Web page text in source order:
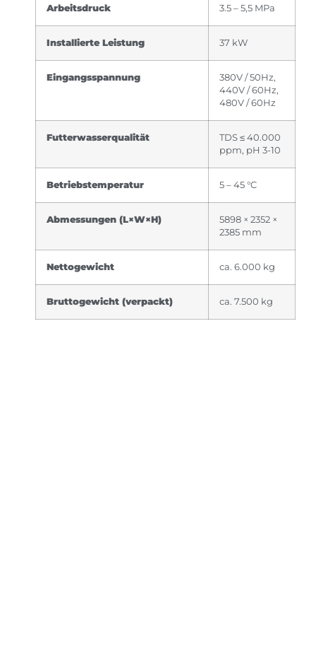
Arbeitsdruck 3.5 – 5,5 MPa
Installierte Leistung 37 kW
Eingangsspannung
380V / 50Hz,
440V / 60Hz,
480V / 60Hz
Futterwasserqualität
TDS ≤ 40.000
ppm, pH 3-10
Betriebstemperatur 5 – 45 °C
Abmessungen (L×W×H)
5898 × 2352 ×
2385 mm
Nettogewicht ca. 6.000 kg
Bruttogewicht (verpackt) ca. 7.500 kg